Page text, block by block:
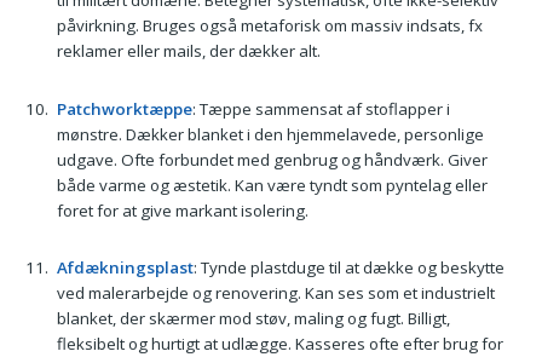
påvirkning. Bruges også metaforisk om massiv indsats, fx
reklamer eller mails, der dækker alt.
Patchworktæppe: Tæppe sammensat af stoflapper i
mønstre. Dækker blanket i den hjemmelavede, personlige
udgave. Ofte forbundet med genbrug og håndværk. Giver
både varme og æstetik. Kan være tyndt som pyntelag eller
foret for at give markant isolering.
Afdækningsplast: Tynde plastduge til at dække og beskytte
ved malerarbejde og renovering. Kan ses som et industrielt
blanket, der skærmer mod støv, maling og fugt. Billigt,
fleksibelt og hurtigt at udlægge. Kasseres ofte efter brug for